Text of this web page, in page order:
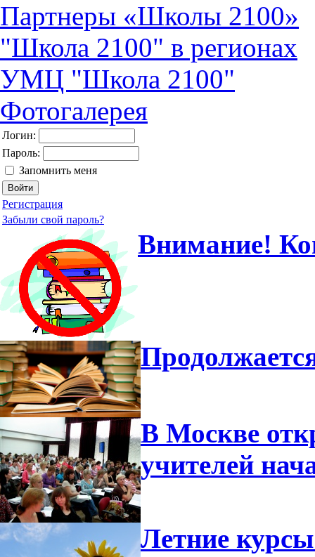
Партнеры «Школы 2100»
"Школа 2100" в регионах
УМЦ "Школа 2100"
Фотогалерея
Логин:
Пароль:
Запомнить меня
Регистрация
Забыли свой пароль?
Внимание!
В Москве
учителей
Летние